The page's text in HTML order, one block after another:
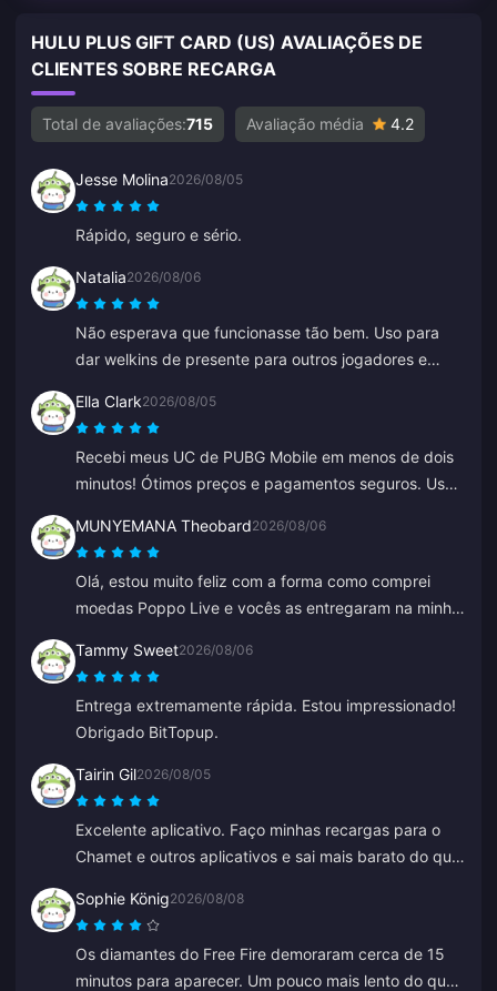
HULU PLUS GIFT CARD (US) AVALIAÇÕES DE
CLIENTES SOBRE RECARGA
Total de avaliações:715 Avaliação média 4.2
Jesse Molina2026/08/05
Rápido, seguro e sério.
Natalia2026/08/06
Não esperava que funcionasse tão bem. Uso para
dar welkins de presente para outros jogadores e
também é rápido. Se você quer presentear alguém,
esta é uma ótima plataforma.
Ella Clark2026/08/05
Recebi meus UC de PUBG Mobile em menos de dois
minutos! Ótimos preços e pagamentos seguros. Uso
MUNYEMANA Theobard2026/08/06
Olá, estou muito feliz com a forma como comprei
moedas Poppo Live e vocês as entregaram na minha
seu aplicativo e como ele me guiou. Obrigado,
continuem assim.
Tammy Sweet2026/08/06
Entrega extremamente rápida. Estou impressionado!
Obrigado BitTopup.
Tairin Gil2026/08/05
Excelente aplicativo. Faço minhas recargas para o
Chamet e outros aplicativos e sai mais barato do que
Sophie König2026/08/08
Os diamantes do Free Fire demoraram cerca de 15
minutos para aparecer. Um pouco mais lento do que